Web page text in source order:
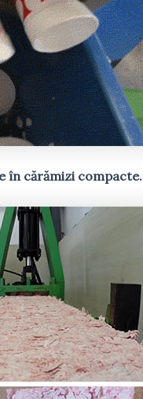
în cărămizi compacte.